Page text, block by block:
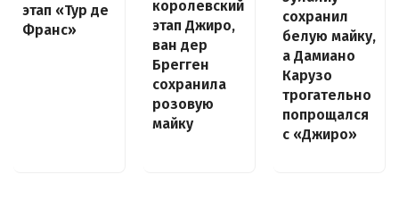
этап «Тур де
Франс»
королевский
этап Джиро,
ван дер
Брегген
сохранила
розовую
майку
сохранил
белую майку,
а Дамиано
Карузо
трогательно
попрощался
с «Джиро»